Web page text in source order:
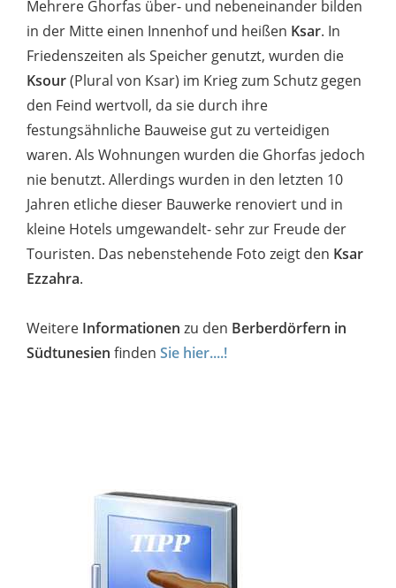
Mehrere Ghorfas über- und nebeneinander bilden
in der Mitte einen Innenhof und heißen Ksar. In
Friedenszeiten als Speicher genutzt, wurden die
Ksour(Plural von Ksar) im Krieg zum Schutz gegen
den Feind wertvoll, da sie durch ihre
festungsähnliche Bauweise gut zu verteidigen
waren. Als Wohnungen wurden die Ghorfas jedoch
nie benutzt. Allerdings wurden in den letzten 10
Jahren etliche dieser Bauwerke renoviert und in
kleine Hotels umgewandelt- sehr zur Freude der
Touristen. Das nebenstehende Foto zeigt den Ksar
Ezzahra.
Weitere Informationen zu den Berberdörfern in
Südtunesien finden Sie hier....!